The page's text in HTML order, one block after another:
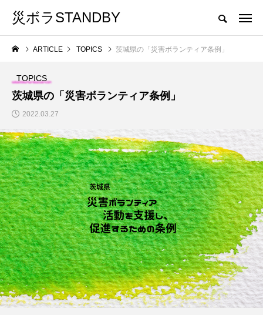
茨城県災害ボランティア活動支援サイト
カテゴリ名をクリックしていただくと、カテゴリトップへ移動します。
EVENT
「いばらき学ぼうさいwith防災
フェス」に「災害ボランティア」
ブースを出展します。
BORA-SHIKI
茨城県の災害
TAG LIST
タグをクリックしていただくと、タグトップページへ移動します。
災ボラSTANDBY
ARTICLE TOPICS 茨城県の「災害ボランティア条例」
TOPICS
茨城県の「災害ボランティア条例」
2022.03.27